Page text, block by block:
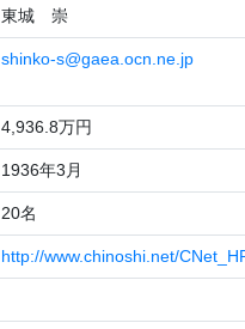
東城 崇
shinko-s@gaea.ocn.ne.jp
4,936.8万円
1936年3月
20名
http://www.chinoshi.net/